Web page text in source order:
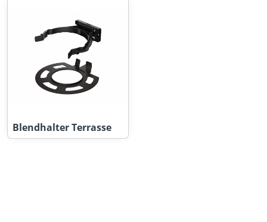
Blendhalter Terrasse